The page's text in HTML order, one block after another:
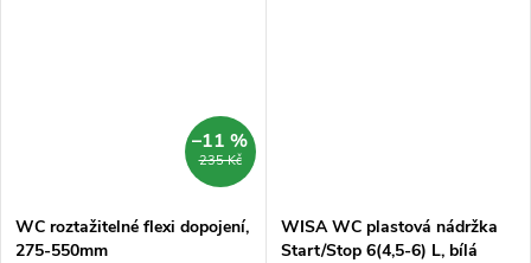
235 Kč
–11 %
WC roztažitelné flexi dopojení,
275-550mm
WISA WC plastová nádržka
Start/Stop 6(4,5-6) L, bílá